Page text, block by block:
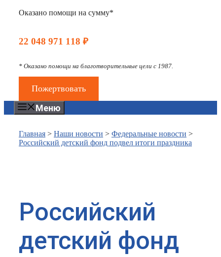
Оказано помощи на сумму*
22 048 971 118 ₽
* Оказано помощи на благотворительные цели с 1987.
Пожертвовать
Меню
Главная > Наши новости > Федеральные новости >
Российский детский фонд подвел итоги праздника
Российский
детский фонд